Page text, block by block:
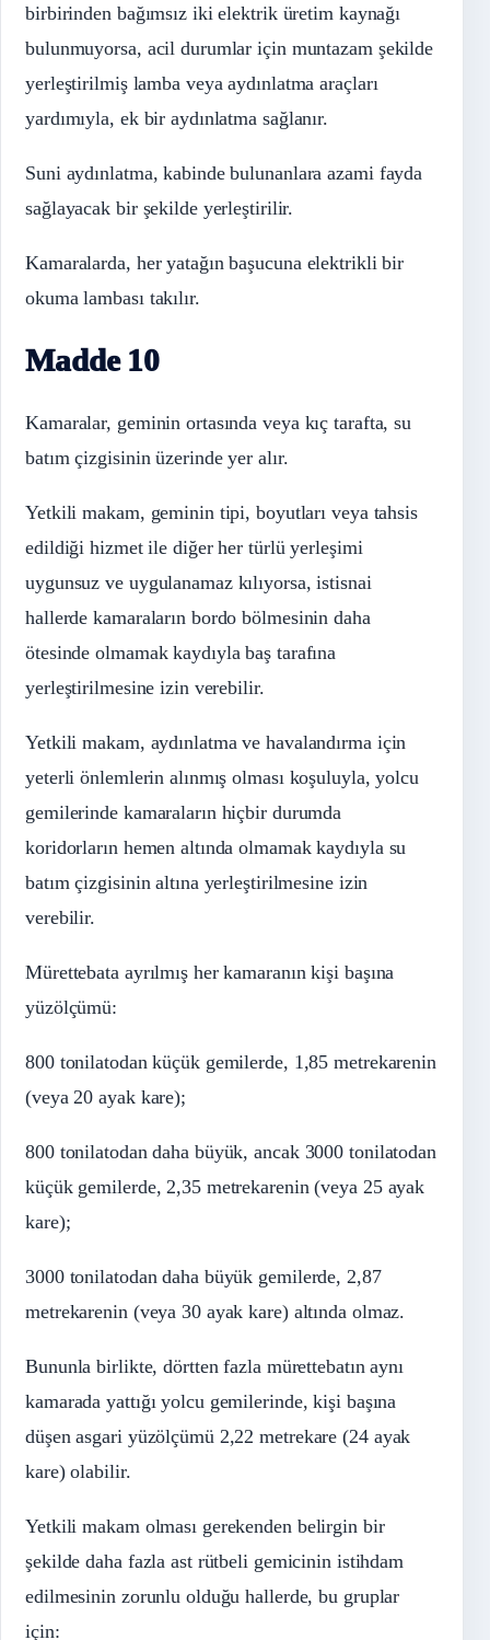
birbirinden bağımsız iki elektrik üretim kaynağı
bulunmuyorsa, acil durumlar için muntazam şekilde
yerleştirilmiş lamba veya aydınlatma araçları
yardımıyla, ek bir aydınlatma sağlanır.
Suni aydınlatma, kabinde bulunanlara azami fayda
sağlayacak bir şekilde yerleştirilir.
Kamaralarda, her yatağın başucuna elektrikli bir
okuma lambası takılır.
Madde 10
Kamaralar, geminin ortasında veya kıç tarafta, su
batım çizgisinin üzerinde yer alır.
Yetkili makam, geminin tipi, boyutları veya tahsis
edildiği hizmet ile diğer her türlü yerleşimi
uygunsuz ve uygulanamaz kılıyorsa, istisnai
hallerde kamaraların bordo bölmesinin daha
ötesinde olmamak kaydıyla baş tarafına
yerleştirilmesine izin verebilir.
Yetkili makam, aydınlatma ve havalandırma için
yeterli önlemlerin alınmış olması koşuluyla, yolcu
gemilerinde kamaraların hiçbir durumda
koridorların hemen altında olmamak kaydıyla su
batım çizgisinin altına yerleştirilmesine izin
verebilir.
Mürettebata ayrılmış her kamaranın kişi başına
yüzölçümü:
800 tonilatodan küçük gemilerde, 1,85 metrekarenin
(veya 20 ayak kare);
800 tonilatodan daha büyük, ancak 3000 tonilatodan
küçük gemilerde, 2,35 metrekarenin (veya 25 ayak
kare);
3000 tonilatodan daha büyük gemilerde, 2,87
metrekarenin (veya 30 ayak kare) altında olmaz.
Bununla birlikte, dörtten fazla mürettebatın aynı
kamarada yattığı yolcu gemilerinde, kişi başına
düşen asgari yüzölçümü 2,22 metrekare (24 ayak
kare) olabilir.
Yetkili makam olması gerekenden belirgin bir
şekilde daha fazla ast rütbeli gemicinin istihdam
edilmesinin zorunlu olduğu hallerde, bu gruplar
için: